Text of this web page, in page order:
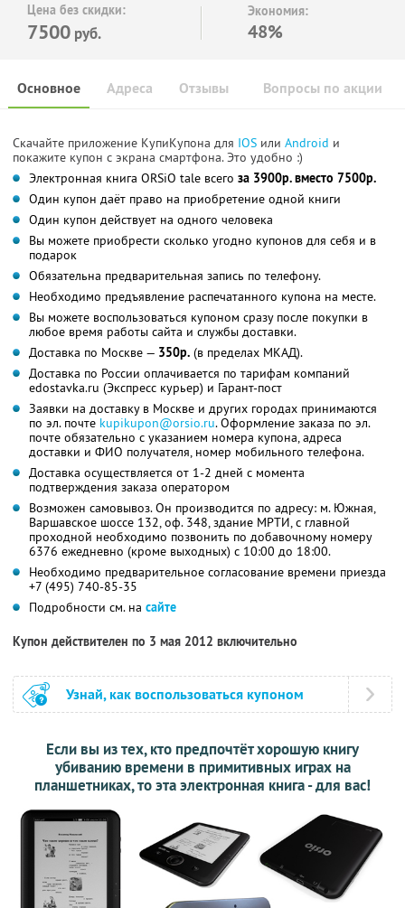
Цена без скидки:
7500 руб.
Экономия:
48%
Основное Отзывы Вопросы по акции
Адреса
Скачайте приложение КупиКупона для IOS или Android и
покажите купон с экрана смартфона. Это удобно :)
Электронная книга ORSiO tale всего за 3900р. вместо 7500р.
Один купон даёт право на приобретение одной книги
Один купон действует на одного человека
Вы можете приобрести сколько угодно купонов для себя и в
подарок
Обязательна предварительная запись по телефону.
Необходимо предъявление распечатанного купона на месте.
Вы можете воспользоваться купоном сразу после покупки в
любое время работы сайта и службы доставки.
Доставка по Москве — 350р. (в пределах МКАД).
Доставка по России оплачивается по тарифам компаний
edostavka.ru (Экспресс курьер) и Гарант-пост
Заявки на доставку в Москве и других городах принимаются
по эл. почте kupikupon@orsio.ru. Оформление заказа по эл.
почте обязательно с указанием номера купона, адреса
доставки и ФИО получателя, номер мобильного телефона.
Доставка осуществляется от 1-2 дней с момента
подтверждения заказа оператором
Возможен самовывоз. Он производится по адресу: м. Южная,
Варшавское шоссе 132, оф. 348, здание МРТИ, с главной
проходной необходимо позвонить по добавочному номеру
6376 ежедневно (кроме выходных) с 10:00 до 18:00.
Необходимо предварительное согласование времени приезда
+7 (495) 740-85-35
Подробности см. на сайте
Купон действителен по 3 мая 2012 включительно
Узнай, как воспользоваться купоном
Если вы из тех, кто предпочтёт хорошую книгу
убиванию времени в примитивных играх на
планшетниках, то эта электронная книга - для вас!